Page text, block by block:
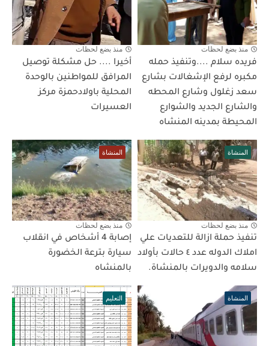
منذ بضع لحظات
فريده سلام ....وتنفيذ حمله
مكبره لرفع الإشغالات بشارع
سعد زغلول وشارع المحطه
والشارع الجديد والشوارع
المحيطة بمدينه المنشاه
منذ بضع لحظات
أخيرا .... حل مشكلة توصيل
المرافق للمواطنين بالوحدة
المحلية باولادحمزة مركز
العسيرات
المنشاة
منذ بضع لحظات
تنفيذ حملة ازالة للتعديات علي
املاك الدوله عدد ٤ حالات بأولاد
سلامه والدويرات بالمنشاة.
المنشاة
منذ بضع لحظات
إصابة 4 أشخاص في انقلاب
سيارة بترعة الخضورة
بالمنشاه
المنشاة التعليم